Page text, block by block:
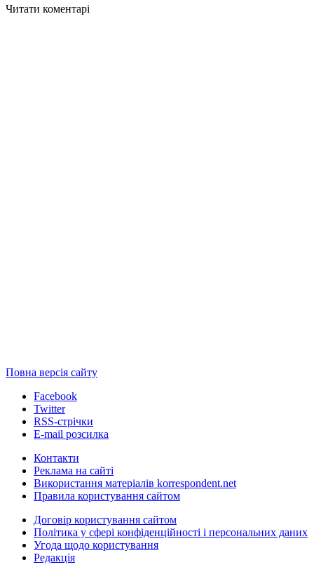
Читати коментарі
Повна версія сайту
Facebook
Twitter
RSS-стрічки
E-mail розсилка
Контакти
Реклама на сайті
Використання матеріалів korrespondent.net
Правила користування сайтом
Договір користування сайтом
Політика у сфері конфіденційності і персональних даних
Угода щодо користування
Редакція